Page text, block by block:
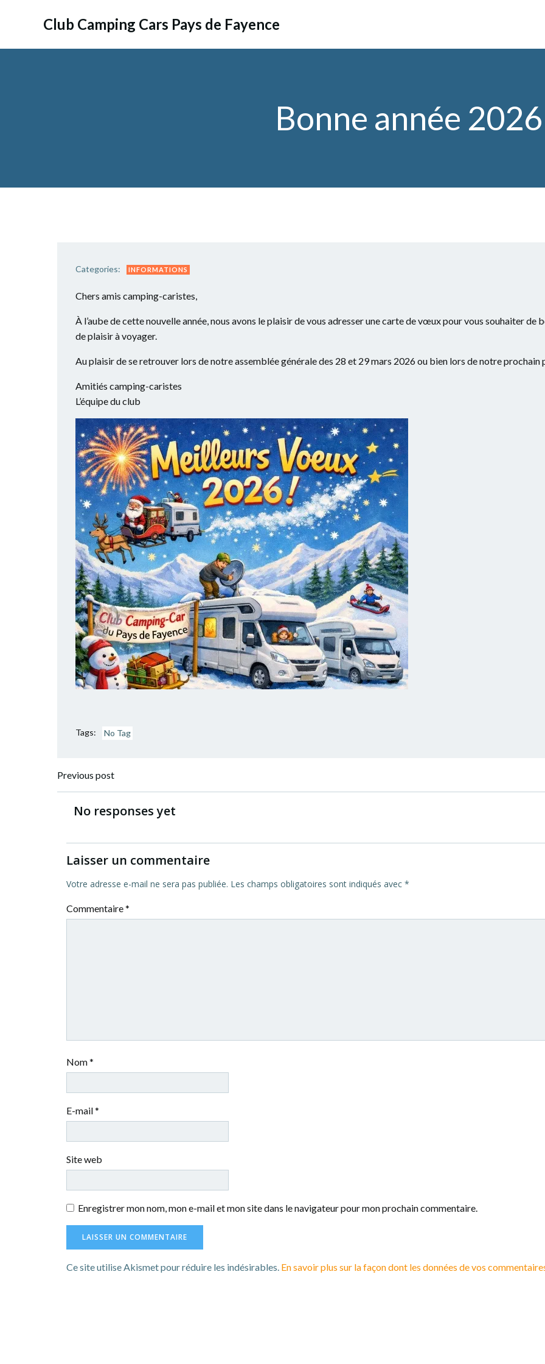
Club Camping Cars Pays de Fayence
Bonne année 2026
Categories: INFORMATIONS
Chers amis camping-caristes,
À l’aube de cette nouvelle année, nous avons le plaisir de vous adresser une carte de vœux pour vous souhaiter
de plaisir à voyager.
Au plaisir de se retrouver lors de notre assemblée générale des 28 et 29 mars 2026 ou bien lors de notre prochain
Amitiés camping-caristes
L’équipe du club
Tags: No Tag
Post
navigation
Previous post
No responses yet
Laisser un commentaire
Votre adresse e-mail ne sera pas publiée. Les champs obligatoires sont indiqués avec *
Commentaire*
Nom*
E-mail*
Site web
Enregistrer mon nom, mon e-mail et mon site dans le navigateur pour mon prochain commentaire.
Ce site utilise Akismet pour réduire les indésirables. En savoir plus sur la façon dont les données de vos